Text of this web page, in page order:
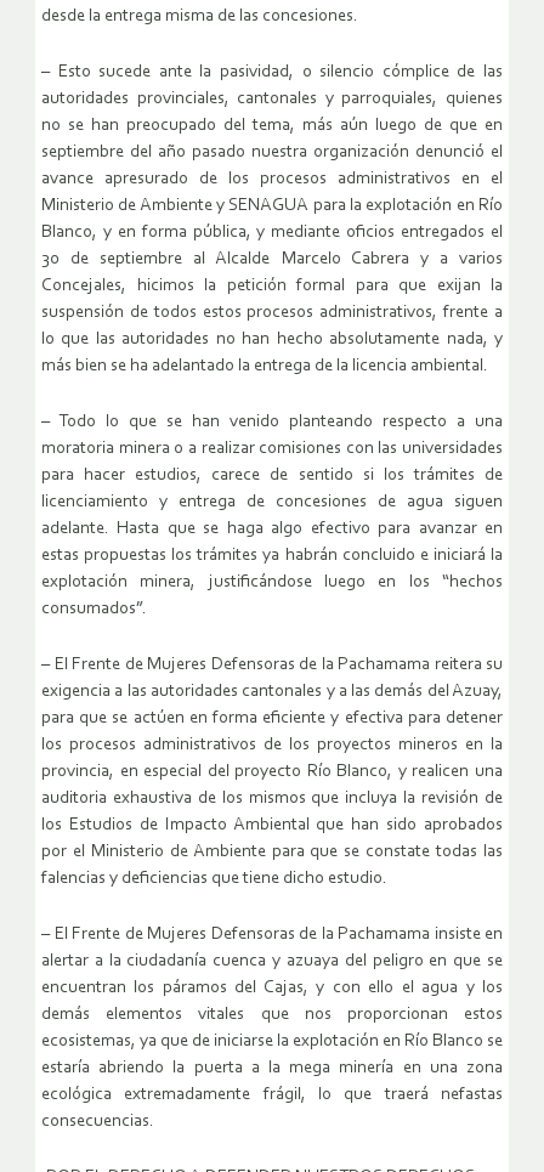
desde la entrega misma de las concesiones.
– Esto sucede ante la pasividad, o silencio cómplice de las
autoridades provinciales, cantonales y parroquiales, quienes
no se han preocupado del tema, más aún luego de que en
septiembre del año pasado nuestra organización denunció el
avance apresurado de los procesos administrativos en el
Ministerio de Ambiente y SENAGUA para la explotación en Río
Blanco, y en forma pública, y mediante oficios entregados el
30 de septiembre al Alcalde Marcelo Cabrera y a varios
Concejales, hicimos la petición formal para que exijan la
suspensión de todos estos procesos administrativos, frente a
lo que las autoridades no han hecho absolutamente nada, y
más bien se ha adelantado la entrega de la licencia ambiental.
– Todo lo que se han venido planteando respecto a una
moratoria minera o a realizar comisiones con las universidades
para hacer estudios, carece de sentido si los trámites de
licenciamiento y entrega de concesiones de agua siguen
adelante. Hasta que se haga algo efectivo para avanzar en
estas propuestas los trámites ya habrán concluido e iniciará la
explotación minera, justificándose luego en los “hechos
consumados”.
– El Frente de Mujeres Defensoras de la Pachamama reitera su
exigencia a las autoridades cantonales y a las demás del Azuay,
para que se actúen en forma eficiente y efectiva para detener
los procesos administrativos de los proyectos mineros en la
provincia, en especial del proyecto Río Blanco, y realicen una
auditoria exhaustiva de los mismos que incluya la revisión de
los Estudios de Impacto Ambiental que han sido aprobados
por el Ministerio de Ambiente para que se constate todas las
falencias y deficiencias que tiene dicho estudio.
– El Frente de Mujeres Defensoras de la Pachamama insiste en
alertar a la ciudadanía cuenca y azuaya del peligro en que se
encuentran los páramos del Cajas, y con ello el agua y los
demás elementos vitales que nos proporcionan estos
ecosistemas, ya que de iniciarse la explotación en Río Blanco se
estaría abriendo la puerta a la mega minería en una zona
ecológica extremadamente frágil, lo que traerá nefastas
consecuencias.